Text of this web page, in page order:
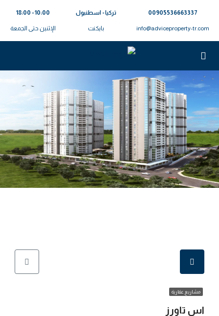
00905536663337⁩
info@adviceproperty-tr.com
تركيا - اسطنبول
بايكنت
10:00 - 18:00
الإثنين حتى الجمعة
مشاريع عقارية
اس تاورز